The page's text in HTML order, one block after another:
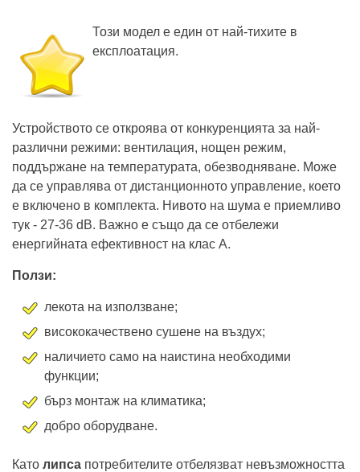
Този модел е един от най-тихите в
експлоатация.
Устройството се откроява от конкуренцията за най-
различни режими: вентилация, нощен режим,
поддържане на температурата, обезводняване. Може
да се управлява от дистанционното управление, което
е включено в комплекта. Нивото на шума е приемливо
тук - 27-36 dB. Важно е също да се отбележи
енергийната ефективност на клас А.
Ползи:
лекота на използване;
висококачествено сушене на въздух;
наличието само на наистина необходими
функции;
бърз монтаж на климатика;
добро оборудване.
Като липса потребителите отбелязват невъзможността